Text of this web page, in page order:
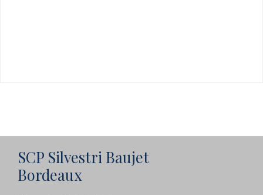
SCP Silvestri Baujet
Bordeaux